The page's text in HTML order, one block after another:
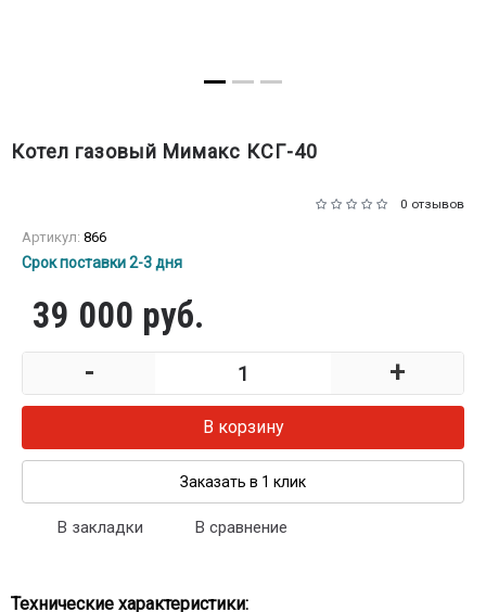
Котел газовый Мимакс КСГ-40
0 отзывов
Артикул: 866
Срок поставки 2-3 дня
39 000 руб.
- +
В корзину
Заказать в 1 клик
В закладки В сравнение
Технические характеристики: